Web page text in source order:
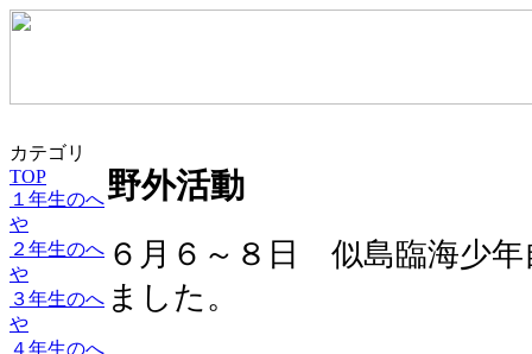
カテゴリ
TOP
１年生のへ
や
２年生のへ
や
３年生のへ
や
４年生のへ
野外活動
６月６～８日 似島臨海少
ました。